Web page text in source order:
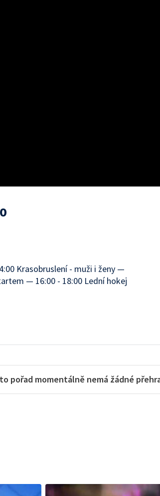
Krasobruslení - muži i ženy —
— 16:00 - 18:00 Lední hokej
pořad momentálně nemá žádné